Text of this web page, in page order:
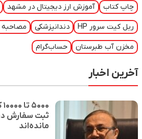
چاپ کتاب آموزش ارز دیجیتال در مشهد
ریل کیت سرور HP دندانپزشکی مصاحبه
مخزن آب طبرستان حساب‌گرام
آخرین اخبار
ثبت سفارش در
مانده‌اند